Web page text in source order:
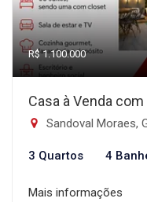
R$ 1.100.000
Casa à Venda
Sandoval Moraes,
3 Quartos 4
Mais informações